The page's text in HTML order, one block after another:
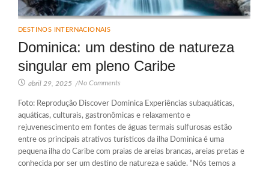
DESTINOS INTERNACIONAIS
Dominica: um destino de natureza
singular em pleno Caribe
abril 29, 2025 /No Comments
Foto: Reprodução Discover Dominica Experiências subaquáticas,
aquáticas, culturais, gastronômicas e relaxamento e
rejuvenescimento em fontes de águas termais sulfurosas estão
entre os principais atrativos turísticos da ilha Dominica é uma
pequena ilha do Caribe com praias de areias brancas, areias pretas e
conhecida por ser um destino de natureza e saúde. “Nós temos a